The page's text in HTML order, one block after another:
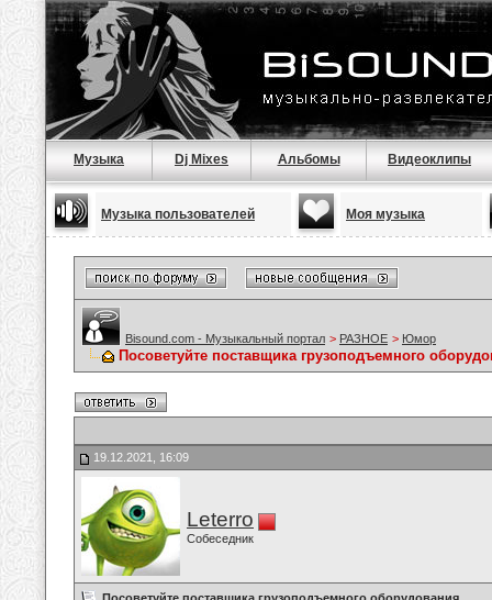
Музыка Dj Mixes Альбомы Видеоклипы
Музыка пользователей Моя музыка
Bisound.com - Музыкальный портал > РАЗНОЕ > Юмор
Посоветуйте поставщика грузоподъемного
19.12.2021, 16:09
Leterro
Собеседник